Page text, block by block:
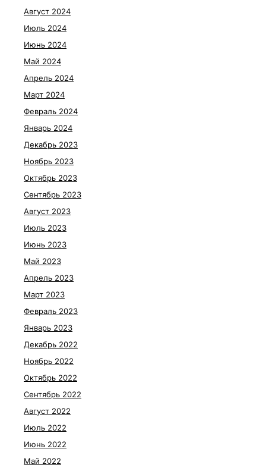
Август 2024
Июль 2024
Июнь 2024
Май 2024
Апрель 2024
Март 2024
Февраль 2024
Январь 2024
Декабрь 2023
Ноябрь 2023
Октябрь 2023
Сентябрь 2023
Август 2023
Июль 2023
Июнь 2023
Май 2023
Апрель 2023
Март 2023
Февраль 2023
Январь 2023
Декабрь 2022
Ноябрь 2022
Октябрь 2022
Сентябрь 2022
Август 2022
Июль 2022
Июнь 2022
Май 2022